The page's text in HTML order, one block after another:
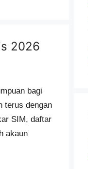
2026
bagi
terus dengan
SIM, daftar
akaun